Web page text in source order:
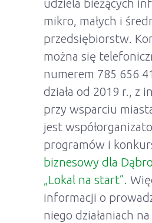
udziela bieżących
mikro, małych i
przedsiębiorstw.
można się
numerem 785 656
działa od 2019 r., z
przy wsparciu
jest
programów i
biznesowy dla
„Lokal na start”.
informacji o
niego działaniach